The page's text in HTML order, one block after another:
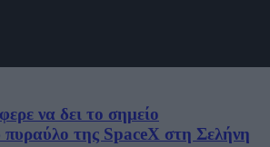
να δει το σημείο
της SpaceX στη Σελήνη